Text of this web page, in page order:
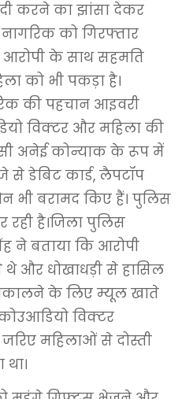
करने का झांसा देकर
को गिरफ्तार
आरोपी के साथ सहमति
को भी पकड़ा है।
की पहचान आइवरी
विक्टर और महिला की
अनेई कोन्याक के रूप में
से डेबिट कार्ड, लैपटॉप
भी बरामद किए हैं। पुलिस
है।जिला पुलिस
ने बताया कि आरोपी
थे और धोखाधड़ी से हासिल
के लिए म्यूल खाते
विक्टर
महिलाओं से दोस्ती